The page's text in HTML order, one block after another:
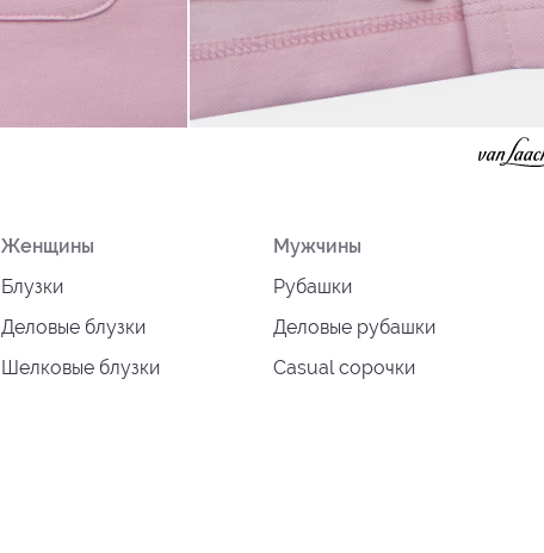
Женщины
Блузки
Деловые блузки
Шелковые блузки
Мужчины
Рубашки
Деловые рубашки
Casual сорочки